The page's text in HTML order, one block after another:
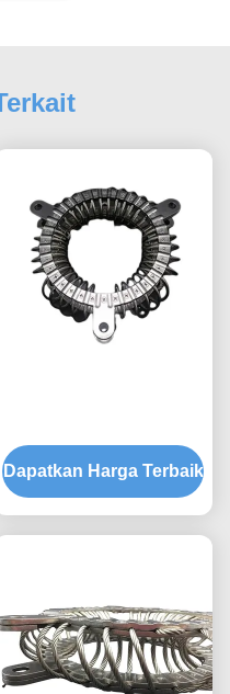
Dapatkan Harga Terbaik